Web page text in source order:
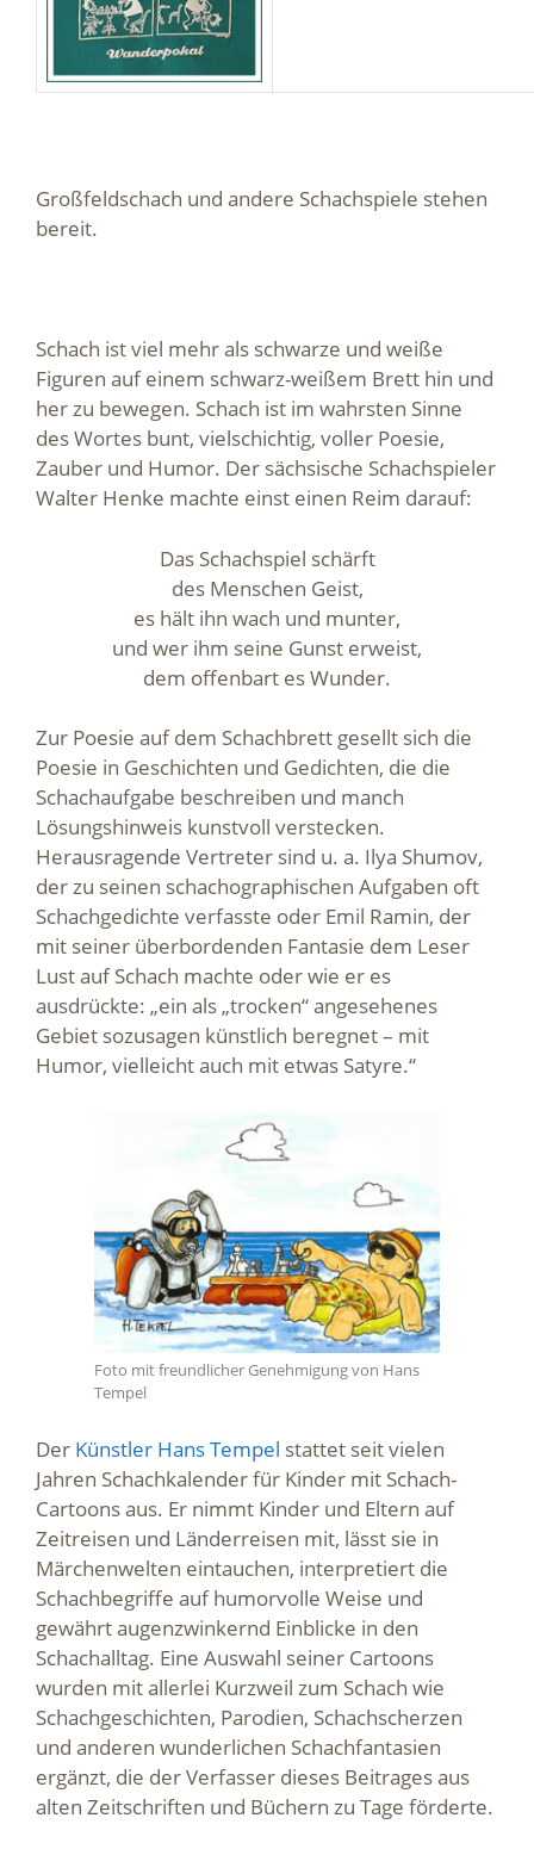
Großfeldschach und andere Schachspiele stehen
bereit.
Schach ist viel mehr als schwarze und weiße
Figuren auf einem schwarz-weißem Brett hin und
her zu bewegen. Schach ist im wahrsten Sinne
des Wortes bunt, vielschichtig, voller Poesie,
Zauber und Humor. Der sächsische Schachspieler
Walter Henke machte einst einen Reim darauf:
Das Schachspiel schärft
des Menschen Geist,
es hält ihn wach und munter,
und wer ihm seine Gunst erweist,
dem offenbart es Wunder.
Zur Poesie auf dem Schachbrett gesellt sich die
Poesie in Geschichten und Gedichten, die die
Schachaufgabe beschreiben und manch
Lösungshinweis kunstvoll verstecken.
Herausragende Vertreter sind u. a. Ilya Shumov,
der zu seinen schachographischen Aufgaben oft
Schachgedichte verfasste oder Emil Ramin, der
mit seiner überbordenden Fantasie dem Leser
Lust auf Schach machte oder wie er es
ausdrückte: „ein als „trocken“ angesehenes
Gebiet sozusagen künstlich beregnet – mit
Humor, vielleicht auch mit etwas Satyre.“
Foto mit freundlicher Genehmigung von Hans
Tempel
Der Künstler Hans Tempel stattet seit vielen
Jahren Schachkalender für Kinder mit Schach-
Cartoons aus. Er nimmt Kinder und Eltern auf
Zeitreisen und Länderreisen mit, lässt sie in
Märchenwelten eintauchen, interpretiert die
Schachbegriffe auf humorvolle Weise und
gewährt augenzwinkernd Einblicke in den
Schachalltag. Eine Auswahl seiner Cartoons
wurden mit allerlei Kurzweil zum Schach wie
Schachgeschichten, Parodien, Schachscherzen
und anderen wunderlichen Schachfantasien
ergänzt, die der Verfasser dieses Beitrages aus
alten Zeitschriften und Büchern zu Tage förderte.